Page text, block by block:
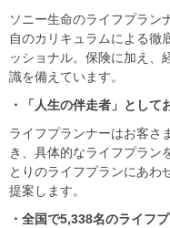
ソニー生命のライフプラン
自のカリキュラムによる徹
ッショナル。保険に加え、
識を備えています。
・「人生の伴走者」として
ライフプランナーはお客さ
き、具体的なライフプラン
とりのライフプランにあわ
提案します。
・全国で5,338名のライフ